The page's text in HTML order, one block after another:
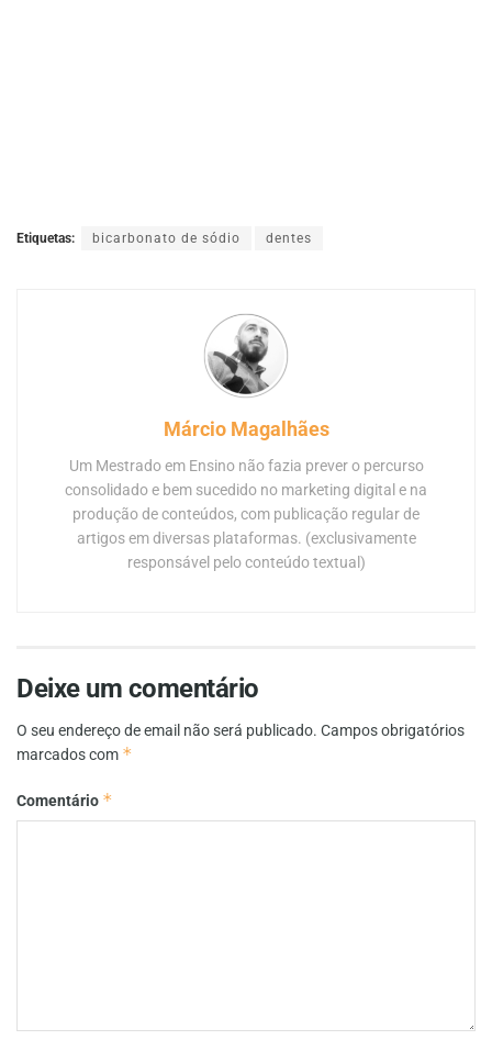
Etiquetas: bicarbonato de sódio dentes
Márcio Magalhães
Um Mestrado em Ensino não fazia prever o percurso
consolidado e bem sucedido no marketing digital e na
produção de conteúdos, com publicação regular de
artigos em diversas plataformas. (exclusivamente
responsável pelo conteúdo textual)
Deixe um comentário
O seu endereço de email não será publicado. Campos obrigatórios
marcados com *
Comentário *